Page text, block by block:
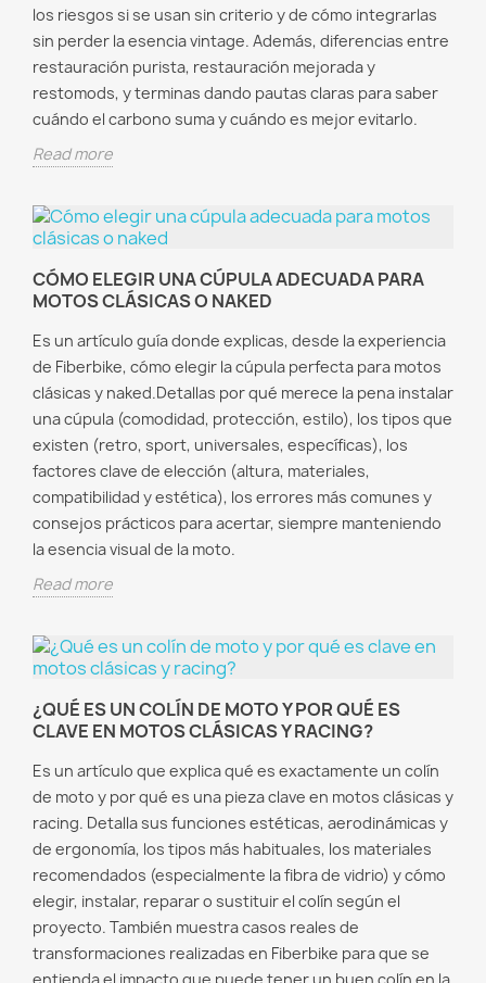
los riesgos si se usan sin criterio y de cómo integrarlas
sin perder la esencia vintage. Además, diferencias entre
restauración purista, restauración mejorada y
restomods, y terminas dando pautas claras para saber
cuándo el carbono suma y cuándo es mejor evitarlo.
Read more
CÓMO ELEGIR UNA CÚPULA ADECUADA PARA
MOTOS CLÁSICAS O NAKED
Es un artículo guía donde explicas, desde la experiencia
de Fiberbike, cómo elegir la cúpula perfecta para motos
clásicas y naked.Detallas por qué merece la pena instalar
una cúpula (comodidad, protección, estilo), los tipos que
existen (retro, sport, universales, específicas), los
factores clave de elección (altura, materiales,
compatibilidad y estética), los errores más comunes y
consejos prácticos para acertar, siempre manteniendo
la esencia visual de la moto.
Read more
¿QUÉ ES UN COLÍN DE MOTO Y POR QUÉ ES
CLAVE EN MOTOS CLÁSICAS Y RACING?
Es un artículo que explica qué es exactamente un colín
de moto y por qué es una pieza clave en motos clásicas y
racing. Detalla sus funciones estéticas, aerodinámicas y
de ergonomía, los tipos más habituales, los materiales
recomendados (especialmente la fibra de vidrio) y cómo
elegir, instalar, reparar o sustituir el colín según el
proyecto. También muestra casos reales de
transformaciones realizadas en Fiberbike para que se